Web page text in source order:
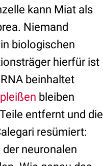
kann Miat als
Niemand
biologischen
hierfür ist
beinhaltet
bleiben
entfernt und die
resümiert:
neuronalen